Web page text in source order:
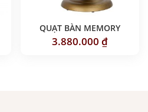
QUẠT BÀN MEMORY
3.880.000 ₫